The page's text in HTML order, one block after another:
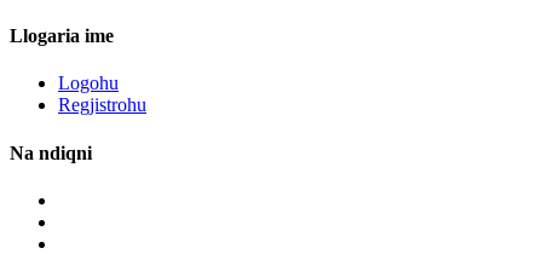
Llogaria ime
Logohu
Regjistrohu
Na ndiqni